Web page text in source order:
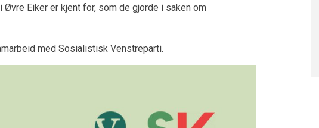
Eiker er kjent for, som de gjorde i saken om
med Sosialistisk Venstreparti.